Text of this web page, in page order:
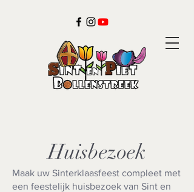
Huisbezoek
Maak uw Sinterklaasfeest compleet met
een feestelijk huisbezoek van Sint en